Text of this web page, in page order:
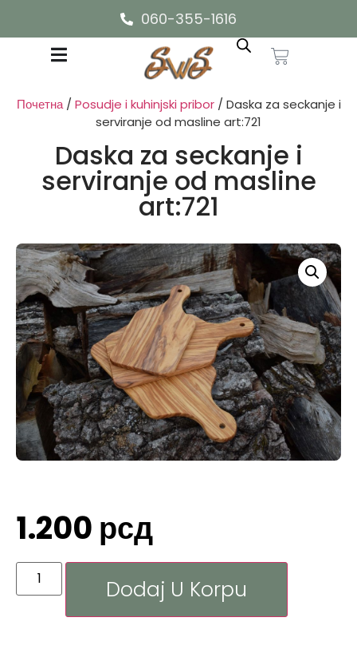
060-355-1616
Почетна/Posudje i kuhinjski pribor/ Daska za seckanje i
serviranje od masline art:721
Daska za seckanje i
serviranje od masline
art:721
1.200 рсд
Dodaj U Korpu